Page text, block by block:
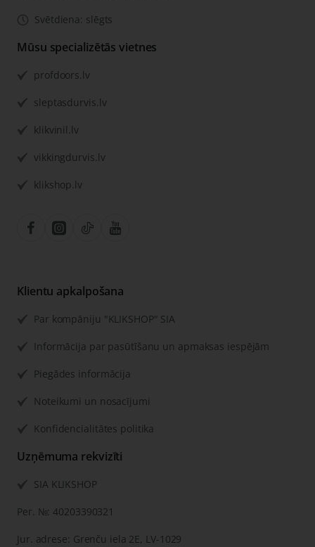
Svētdiena: slēgts
Mūsu specializētās vietnes
profdoors.lv
sleptasdurvis.lv
klikvinil.lv
vikkingdurvis.lv
klikshop.lv
Klientu apkalpošana
Par kompāniju "KLIKSHOP" SIA
Informācija par pasūtīšanu un apmaksas iespējām
Piegādes informācija
Noteikumi un nosacījumi
Konfidencialitātes politika
Uzņēmuma rekvizīti
SIA KLIKSHOP
Рег. №: 40203390321
Jur. adrese: Grenču iela 2E, LV-1029